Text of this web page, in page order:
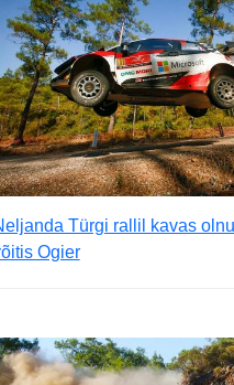
Türgi rallil kavas
Ogier